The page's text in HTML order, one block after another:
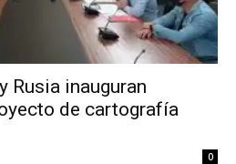
Rusia inauguran
de cartografía
0